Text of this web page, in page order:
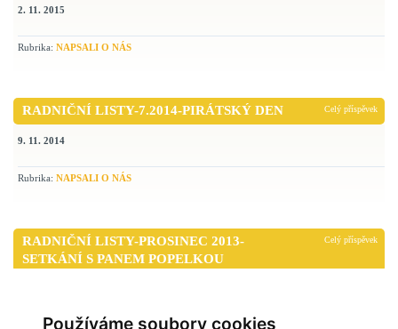
Používáme soubory cookies
2. 11. 2015
Rubrika: NAPSALI O NÁS
RADNIČNÍ LISTY-7.2014-PIRÁTSKÝ DEN
9. 11. 2014
Celý příspěvek
Rubrika: NAPSALI O NÁS
RADNIČNÍ LISTY-PROSINEC 2013-
SETKÁNÍ S PANEM POPELKOU
Celý příspěvek
Rubrika: NAPSALI O NÁS